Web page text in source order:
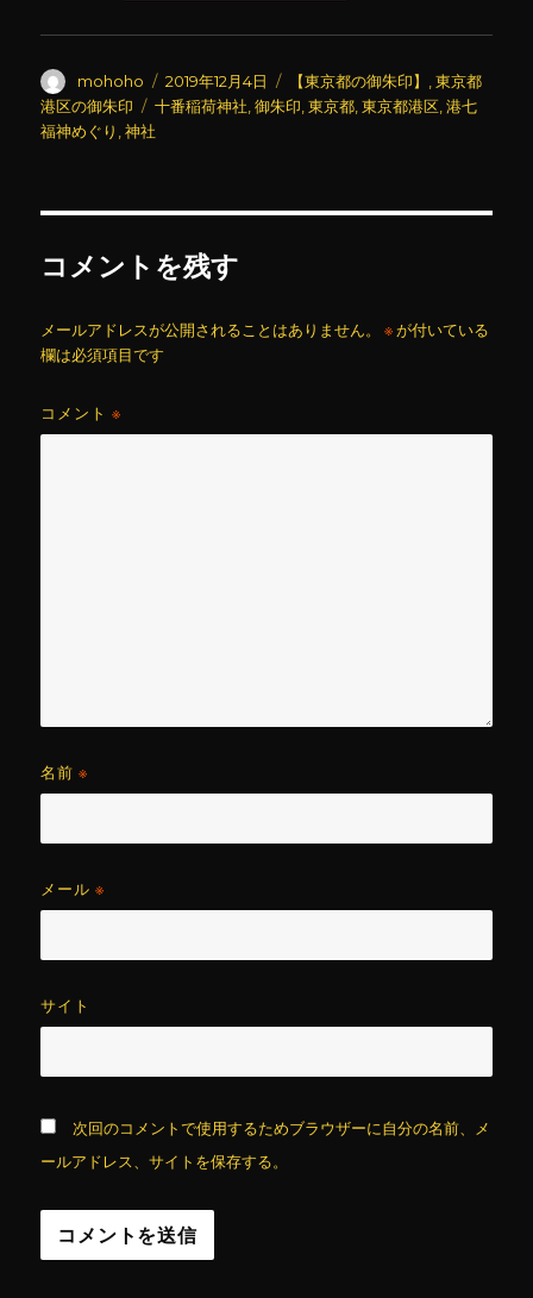
投
稿
者
mohoho
投
稿
2019年12月4日
カ
テ
【東京都の御朱印】 ,東京都
港区の御朱印
タ
グ
十番稲荷神社 ,御朱印 ,東京都 ,東京都港区 ,港七
福神めぐり ,神社
コメントを残す
メールアドレスが公開されることはありません。 ※が付いている
欄は必須項目です
コメント※
名前※
メール※
サイト
次回のコメントで使用するためブラウザーに自分の名前、メ
ールアドレス、サイトを保存する。